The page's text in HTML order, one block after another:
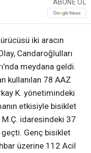
ABONE OL
iki aracın
Candaroğlulları
meydana geldi.
kullanılan 78 AAZ
K. yönetimindeki
etkisiyle bisiklet
idaresindeki 37
geçti. Genç bisiklet
üzerine 112 Acil